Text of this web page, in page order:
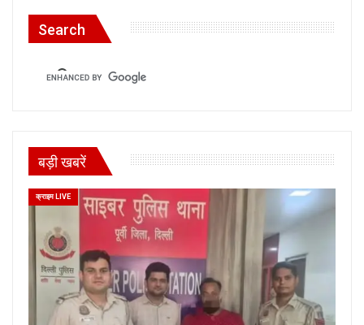
Search
बड़ी खबरें
क्राइम LIVE